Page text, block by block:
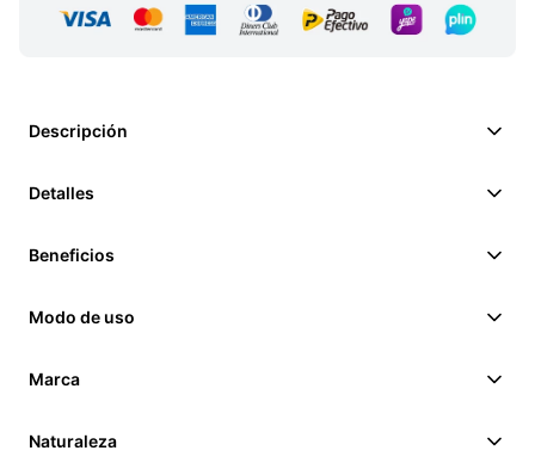
Descripción
Detalles
Beneficios
Modo de uso
Marca
Naturaleza